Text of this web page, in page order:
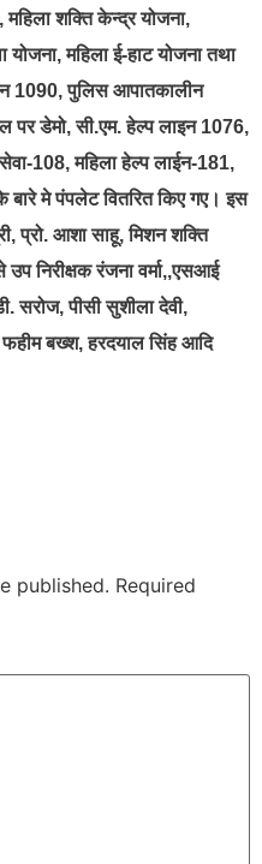
महिला शक्ति केन्द्र योजना,
महिला ई-हाट योजना तथा
1090, पुलिस आपातकालीन
पर डेमो, सी.एम. हेल्प लाइन 1076,
108, महिला हेल्प लाईन-181,
मे पंपलेट वितरित किए गए। इस
प्रो. आशा साहू, मिशन शक्ति
उप निरीक्षक रंजना वर्मा,,एसआई
सरोज, पीसी सुशीला देवी,
फहीम बख्श, हरदयाल सिंह आदि
published. Required